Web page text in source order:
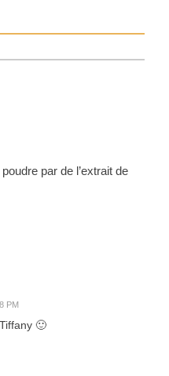
par de l’extrait de
PM
🙂